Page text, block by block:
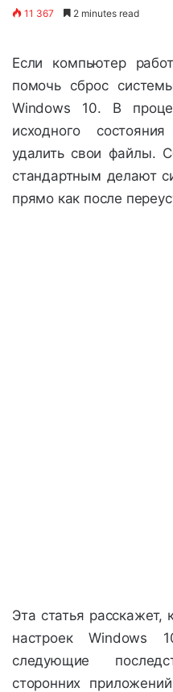
11 367 2 minutes read
Если компьютер
помочь сброс
Windows 10. В
исходного
удалить свои файлы.
стандартным делают
прямо как после
Эта статья расскажет,
настроек Windows
следующие
сторонних